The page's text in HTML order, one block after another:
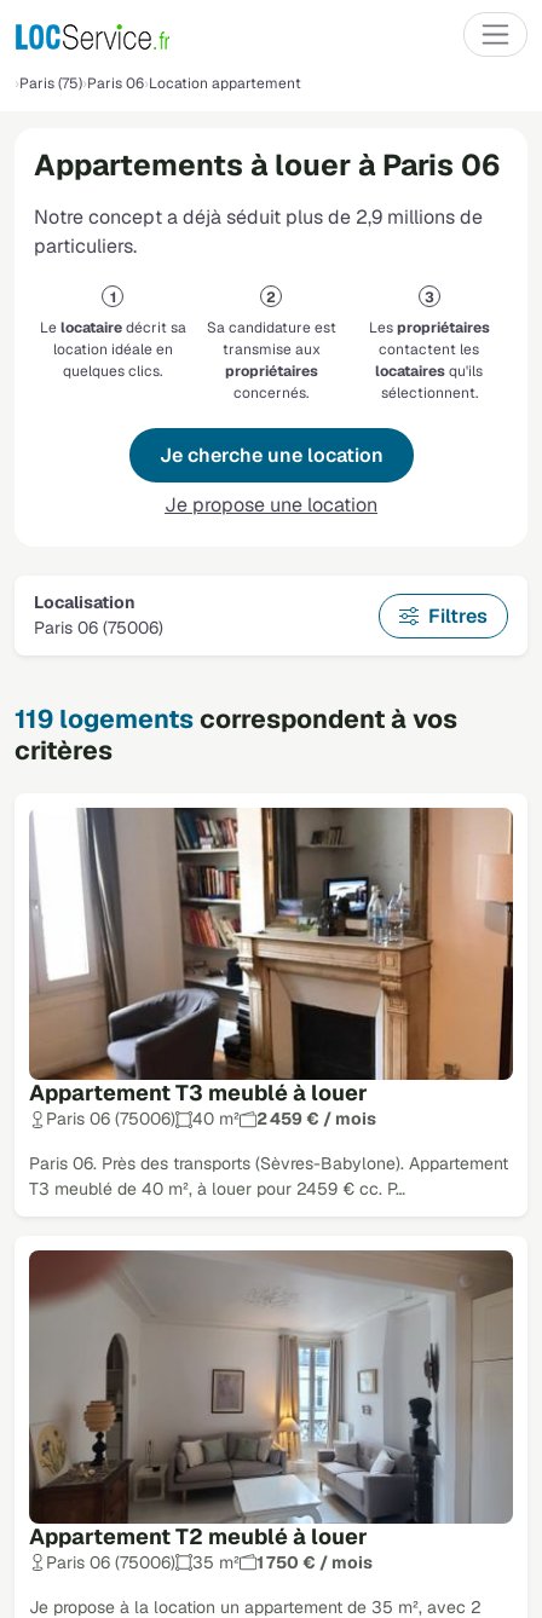
Paris (75) Paris 06 Location appartement
Appartements à louer à Paris 06
Notre concept a déjà séduit plus de 2,9 millions de
particuliers.
Lelocatairedécrit sa
location idéale en
quelques clics.
Sa candidature est
transmise aux
propriétaires
concernés.
Lespropriétaires
contactent les
locatairesqu'ils
sélectionnent.
Je cherche une location
Je propose une location
Localisation
Paris 06 (75006)
Filtres
119 logementscorrespondent à vos
critères
Appartement T3 meublé à louer
Paris 06 (75006) 40 m² 2 459 € / mois
Paris 06. Près des transports (Sèvres-Babylone). Appartement
T3 meublé de 40 m², à louer pour 2459 € cc. P…
Appartement T2 meublé à louer
Paris 06 (75006) 35 m² 1 750 € / mois
Je propose à la location un appartement de 35 m², avec 2